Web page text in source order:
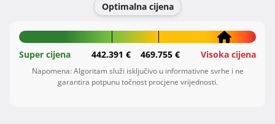
Optimalna cijena
Super cijena 442.391 € 469.755 € Visoka cijena
Napomena: Algoritam služi isključivo u informativne svrhe i ne
garantira potpunu točnost procjene vrijednosti.